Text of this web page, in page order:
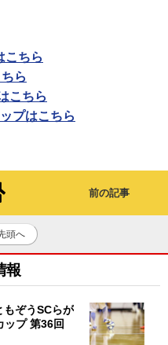
こちら
ら
こちら
プはこちら
前の記事
頭へ
報
もぞうSCらが
ップ 第36回